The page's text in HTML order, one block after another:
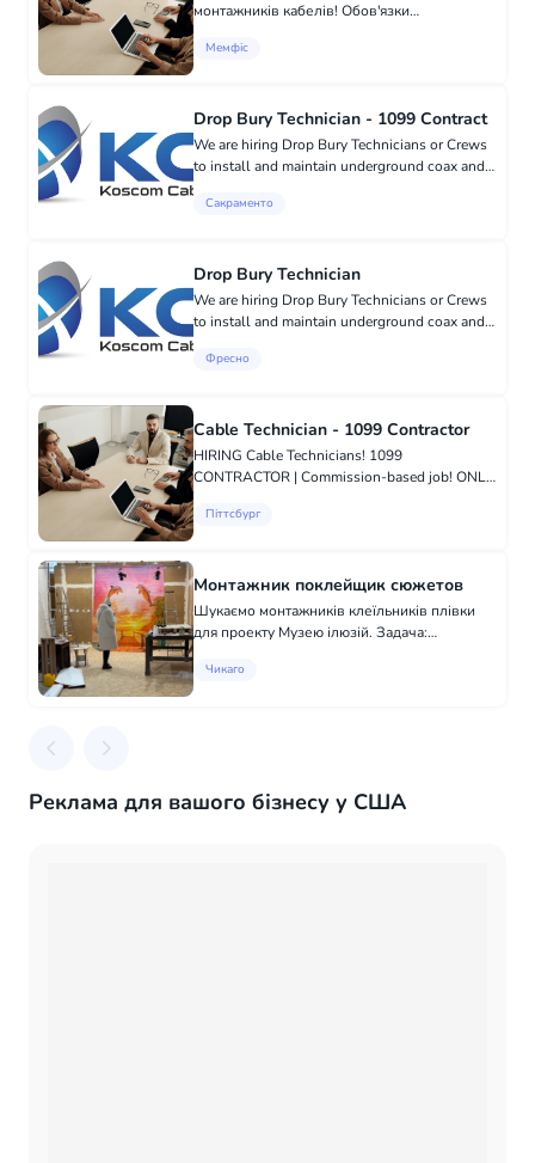
монтажників кабелів! Обов'язки
всередині будинків (потрібно мати
Мемфіс
Drop Bury Technician - 1099 Contract
We are hiring Drop Bury Technicians or Crews
to install and maintain underground coax and
trenchers, and boring equipment, along with
Сакраменто
Drop Bury Technician
We are hiring Drop Bury Technicians or Crews
to install and maintain underground coax and
trenchers, and boring equipment, along with
Фресно
Cable Technician - 1099 Contractor
HIRING Cable Technicians! 1099
CONTRACTOR | Commission-based job! ONLY
MINIVAN!! With or without experience. Weekly
Піттсбург
Монтажник поклейщик сюжетов
Шукаємо монтажників клеїльників плівки
для проекту Музею ілюзій. Задача:
Стіни - монтаж "нахлест", підлога - монтаж
Чикаго
Реклама для вашого бізнесу у США